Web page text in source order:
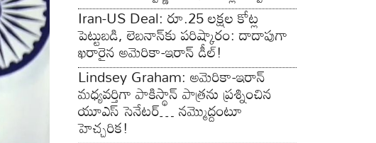
Iran-US Deal: రూ.25 లక్షల కోట్ల
పెట్టుబడి, లెబనాన్‌కు పరిష్కారం: దాదాపుగా
ఖరారైన అమెరికా-ఇరాన్ డీల్!
Lindsey Graham: అమెరికా-ఇరాన్
మధ్యవర్తిగా పాకిస్థాన్ పాత్రను ప్రశ్నించిన
యూఎస్ సెనేటర్… నమ్మొద్దంటూ
హెచ్చరిక!